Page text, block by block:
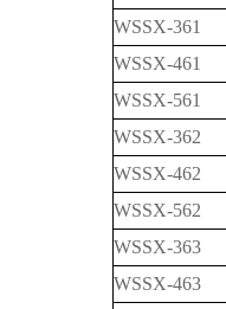
WSSX-361
WSSX-461
WSSX-561
WSSX-362
WSSX-462
WSSX-562
WSSX-363
WSSX-463